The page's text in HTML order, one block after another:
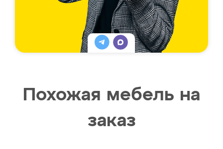
Похожая мебель на
заказ